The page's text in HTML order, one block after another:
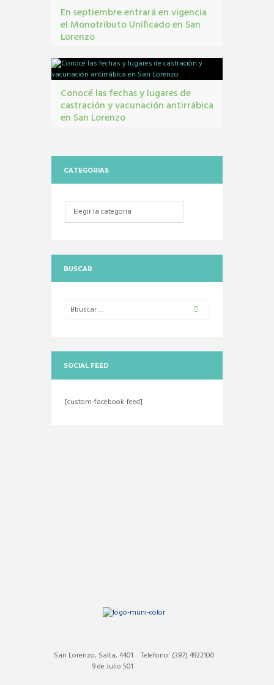
En septiembre entrará en vigencia
el Monotributo Unificado en San
Lorenzo
Unificado
Conocé las fechas y lugares de
castración y vacunación antirrábica
en San Lorenzo
CATEGORIAS
Categorias
BUSCAR
SOCIAL FEED
[custom-facebook-feed]
Telefono: (387) 4922100
San Lorenzo, Salta, 4401
9 de Julio 501